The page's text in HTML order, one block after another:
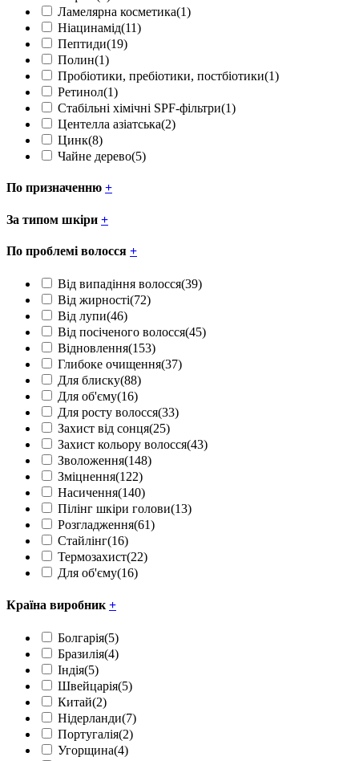
Ламелярна косметика(1)
Ніацинамід(11)
Пептиди(19)
Полин(1)
Пробіотики, пребіотики, постбіотики(1)
Ретинол(1)
Стабільні хімічні SPF-фільтри(1)
Центелла азіатська(2)
Цинк(8)
Чайне дерево(5)
По призначенню +
За типом шкіри +
По проблемі волосся +
Від випадіння волосся(39)
Від жирності(72)
Від лупи(46)
Від посіченого волосся(45)
Відновлення(153)
Глибоке очищення(37)
Для блиску(88)
Для об'єму(16)
Для росту волосся(33)
Захист від сонця(25)
Захист кольору волосся(43)
Зволоження(148)
Зміцнення(122)
Насичення(140)
Пілінг шкіри голови(13)
Розгладження(61)
Стайлінг(16)
Термозахист(22)
Для об'єму(16)
Країна виробник +
Болгарія(5)
Бразилія(4)
Індія(5)
Швейцарія(5)
Китай(2)
Нідерланди(7)
Португалія(2)
Угорщина(4)